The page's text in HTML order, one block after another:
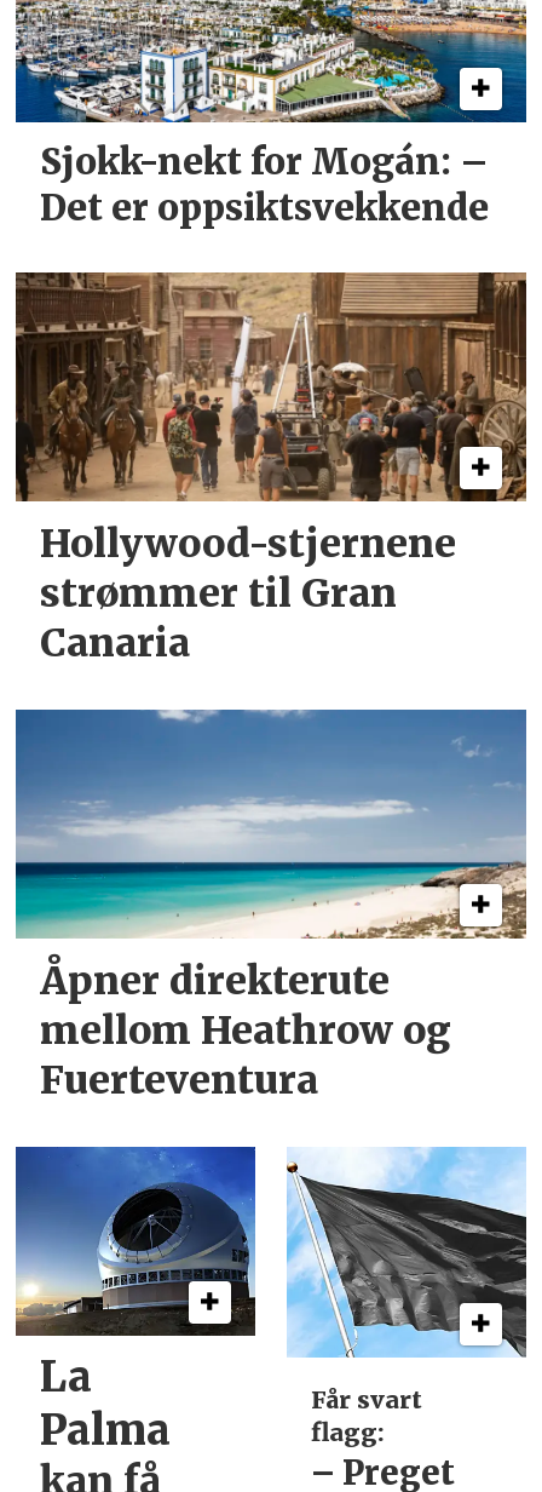
Sjokk-nekt for Mogán: –
Det er oppsiktsvekkende
Hollywood-stjernene
strømmer til Gran
Canaria
Åpner direkterute
mellom Heathrow og
Fuerteventura
La
Palma
kan få
Får svart
flagg:
– Preget